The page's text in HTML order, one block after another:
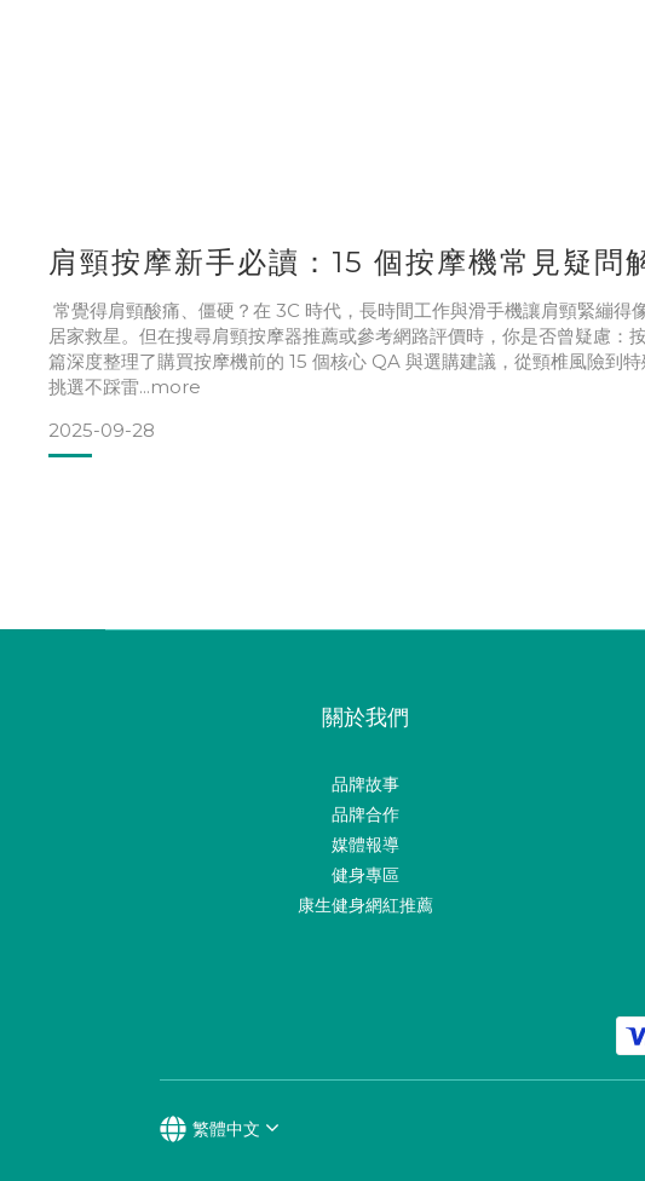
肩頸按摩新手必讀：15 個按摩機常見疑問
常覺得肩頸酸痛、僵硬？在 3C 時代，長時間工作與滑手機讓肩頸緊繃
居家救星。但在搜尋肩頸按摩器推薦或參考網路評價時，你是否曾疑慮：
篇深度整理了購買按摩機前的 15 個核心 QA 與選購建議，從頸椎風險到
挑選不踩雷...more
2025-09-28
關於我們
品牌故事
品牌合作
媒體報導
健身專區
康生健身網紅推薦
繁體中文